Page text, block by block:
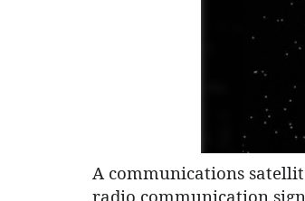
A communications
radio communication